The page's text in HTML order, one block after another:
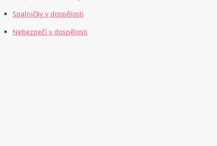
Spalničky v dospělosti
Nebezpečí v dospělosti